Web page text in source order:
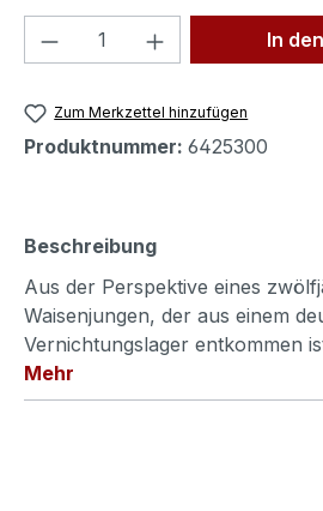
Produkt Anzahl: Gib
In
Zum Merkzettel hinzufügen
Produktnummer: 6425300
Beschreibung
Aus der Perspektive eines
Waisenjungen, der aus einem
Vernichtungslager entkommen
Mehr